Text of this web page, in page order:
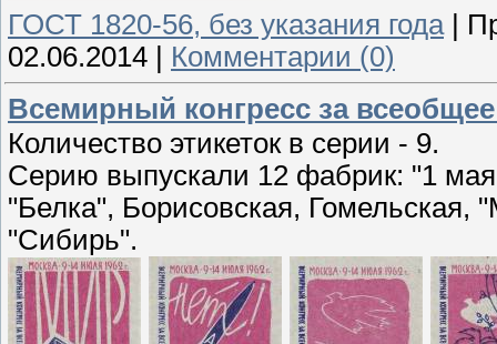
ГОСТ 1820-56, без указания года |
02.06.2014 | Комментарии (0)
Всемирный конгресс за
Количество этикеток в серии - 9.
Серию выпускали 12 фабрик: "1
"Белка", Борисовская, Гомельская,
"Сибирь".